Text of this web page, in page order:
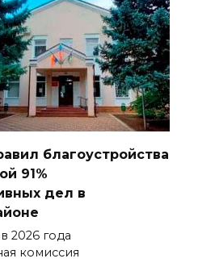
благоустройства
91%
дел в
2026 года
комиссия